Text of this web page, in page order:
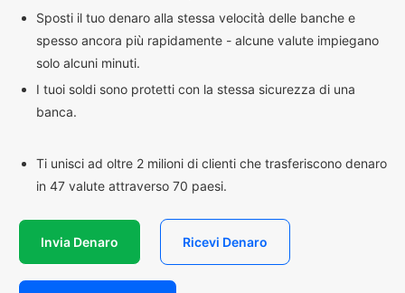
Sposti il tuo denaro alla stessa velocità delle banche e
spesso ancora più rapidamente - alcune valute impiegano
solo alcuni minuti.
I tuoi soldi sono protetti con la stessa sicurezza di una
banca.
Ti unisci ad oltre 2 milioni di clienti che trasferiscono denaro
in 47 valute attraverso 70 paesi.
Invia Denaro Ricevi Denaro